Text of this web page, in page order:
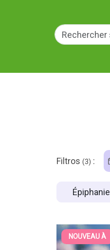
Filtros (3) :
Épiphanie
NOUVEAU À